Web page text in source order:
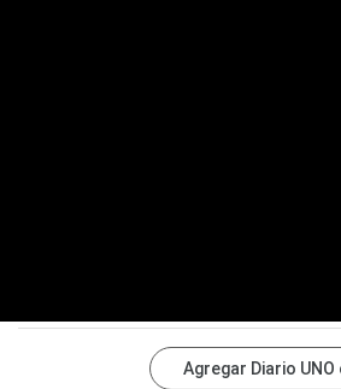
Agregar Diario UNO